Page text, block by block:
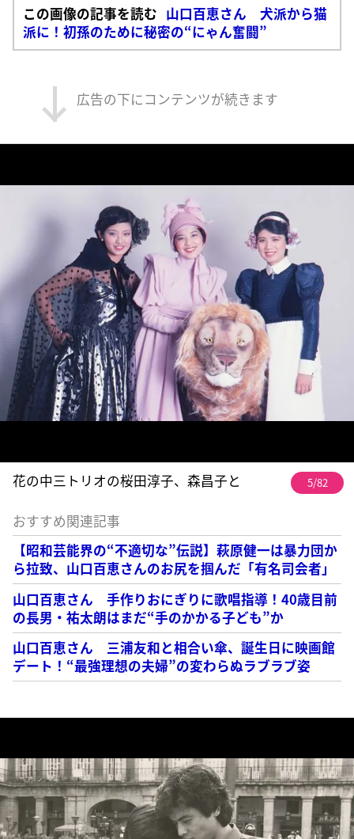
この画像の記事を読む 山口百恵さん 犬派から猫
派に！初孫のために秘密の“にゃん奮闘”
広告の下にコンテンツが続きます
花の中三トリオの桜田淳子、森昌子と 5/82
おすすめ関連記事
【昭和芸能界の“不適切な”伝説】萩原健一は暴力団か
ら拉致、山口百恵さんのお尻を掴んだ「有名司会者」
山口百恵さん 手作りおにぎりに歌唱指導！40歳目前
の長男・祐太朗はまだ“手のかかる子ども”か
山口百恵さん 三浦友和と相合い傘、誕生日に映画館
デート！“最強理想の夫婦”の変わらぬラブラブ姿